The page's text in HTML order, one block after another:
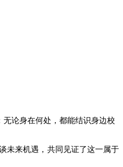
无论身在何处，都能结识身边校
未来机遇，共同见证了这一属于